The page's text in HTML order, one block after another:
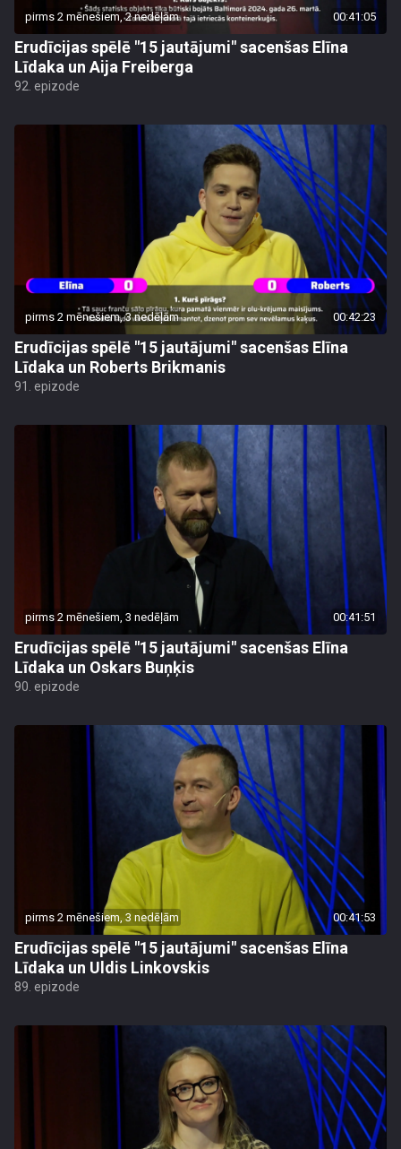
pirms 2 mēnešiem, 2 nedēļām 00:41:05
Erudīcijas spēlē "15 jautājumi" sacenšas Elīna
Līdaka un Aija Freiberga
92. epizode
pirms 2 mēnešiem, 3 nedēļām 00:42:23
Erudīcijas spēlē "15 jautājumi" sacenšas Elīna
Līdaka un Roberts Brikmanis
91. epizode
pirms 2 mēnešiem, 3 nedēļām 00:41:51
Erudīcijas spēlē "15 jautājumi" sacenšas Elīna
Līdaka un Oskars Buņķis
90. epizode
pirms 2 mēnešiem, 3 nedēļām 00:41:53
Erudīcijas spēlē "15 jautājumi" sacenšas Elīna
Līdaka un Uldis Linkovskis
89. epizode